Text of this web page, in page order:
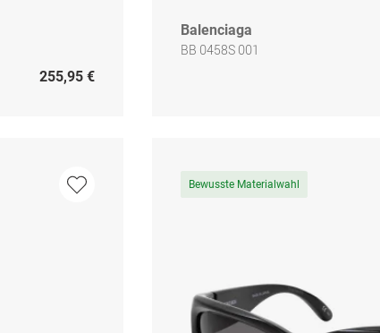
255,95 €
Balenciaga
BB 0458S 001
Bewusste Materialwahl